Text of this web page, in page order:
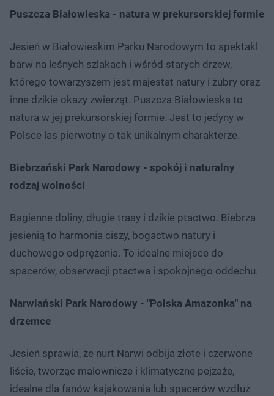
Puszcza Białowieska - natura w prekursorskiej formie
Jesień w Białowieskim Parku Narodowym to spektakl
barw na leśnych szlakach i wśród starych drzew,
którego towarzyszem jest majestat natury i żubry oraz
inne dzikie okazy zwierząt. Puszcza Białowieska to
natura w jej prekursorskiej formie. Jest to jedyny w
Polsce las pierwotny o tak unikalnym charakterze.
Biebrzański Park Narodowy - spokój i naturalny
rodzaj wolności
Bagienne doliny, długie trasy i dzikie ptactwo. Biebrza
jesienią to harmonia ciszy, bogactwo natury i
duchowego odprężenia. To idealne miejsce do
spacerów, obserwacji ptactwa i spokojnego oddechu.
Narwiański Park Narodowy - "Polska Amazonka" na
drzemce
Jesień sprawia, że nurt Narwi odbija złote i czerwone
liście, tworząc malownicze i klimatyczne pejzaże,
idealne dla fanów kajakowania lub spacerów wzdłuż